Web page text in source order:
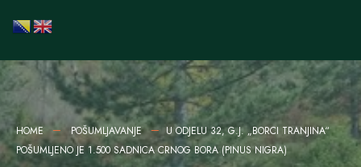
HOME POŠUMLJAVANJE
U ODJELU 32, G.J. „BORCI TRANJINA“
POŠUMLJENO JE 1.500 SADNICA CRNOG BORA (PINUS NIGRA)